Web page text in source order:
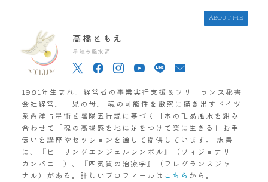
ABOUT ME
高橋ともえ
星読み風水師
1981年生まれ。経営者の事業実行支援＆フリーランス秘書
会社経営。一児の母。 魂の可能性を緻密に描き出すドイツ
系西洋占星術と陰陽五行説に基づく日本の卍易風水を組み
合わせて「魂の高揚感を地に足をつけて楽に生きる」お手
伝いを講座やセッションを通して提供しています。 訳書
に、『ヒーリングエンジェルシンボル』（ヴィジョナリー
カンパニー）、『四気質の治療学』（フレグランスジャー
ナル）がある。詳しいプロフィールは こちら から。